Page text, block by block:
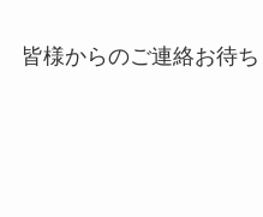
皆様からのご連絡お待